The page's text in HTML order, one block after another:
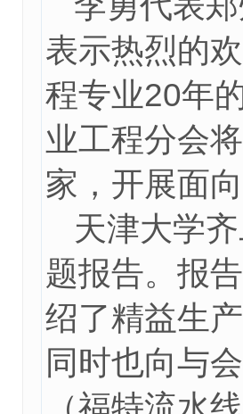
表示热烈的
程专业20年
业工程分会
家，开展面
天津大学
题报告。报
绍了精益生
同时也向与